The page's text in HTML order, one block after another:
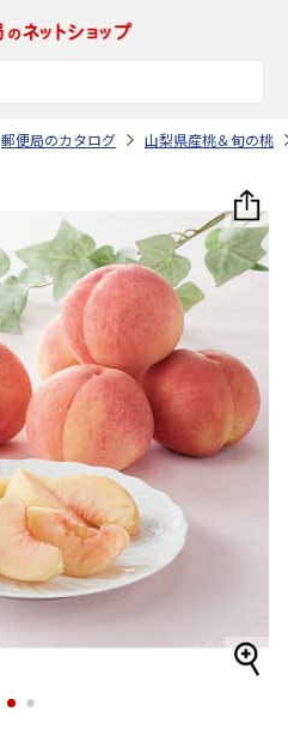
郵便局のカタログ 山梨県産桃＆旬の桃
1 2